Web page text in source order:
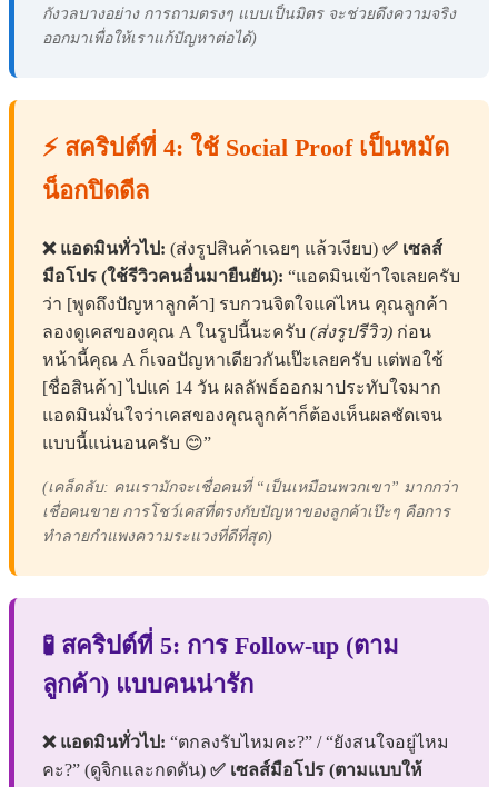
กังวลบางอย่าง การถามตรงๆ แบบเป็นมิตร จะช่วยดึงความจริง
ออกมาเพื่อให้เราแก้ปัญหาต่อได้)
⚡ สคริปต์ที่ 4: ใช้ Social Proof เป็นหมัด
น็อกปิดดีล
❌ แอดมินทั่วไป: (ส่งรูปสินค้าเฉยๆ แล้วเงียบ) ✅ เซลส์
มือโปร (ใช้รีวิวคนอื่นมายืนยัน): “แอดมินเข้าใจเลยครับ
ว่า [พูดถึงปัญหาลูกค้า] รบกวนจิตใจแค่ไหน คุณลูกค้า
ลองดูเคสของคุณ A ในรูปนี้นะครับ (ส่งรูปรีวิว) ก่อน
หน้านี้คุณ A ก็เจอปัญหาเดียวกันเป๊ะเลยครับ แต่พอใช้
[ชื่อสินค้า] ไปแค่ 14 วัน ผลลัพธ์ออกมาประทับใจมาก
แอดมินมั่นใจว่าเคสของคุณลูกค้าก็ต้องเห็นผลชัดเจน
แบบนี้แน่นอนครับ 😊”
(เคล็ดลับ: คนเรามักจะเชื่อคนที่ “เป็นเหมือนพวกเขา” มากกว่า
เชื่อคนขาย การโชว์เคสที่ตรงกับปัญหาของลูกค้าเป๊ะๆ คือการ
ทำลายกำแพงความระแวงที่ดีที่สุด)
🧪 สคริปต์ที่ 5: การ Follow-up (ตาม
ลูกค้า) แบบคนน่ารัก
❌ แอดมินทั่วไป: “ตกลงรับไหมคะ?” / “ยังสนใจอยู่ไหม
คะ?” (ดูจิกและกดดัน) ✅ เซลส์มือโปร (ตามแบบให้